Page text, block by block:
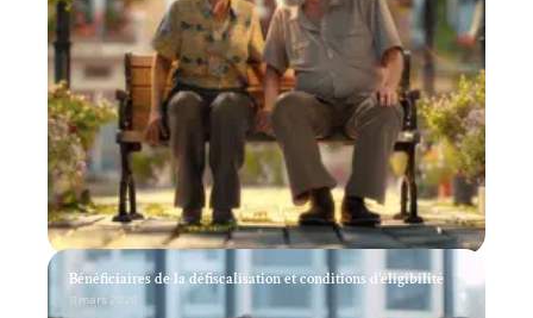
Bénéficiaires de la défiscalisation et conditions d’éligibilité
11 mars 2026